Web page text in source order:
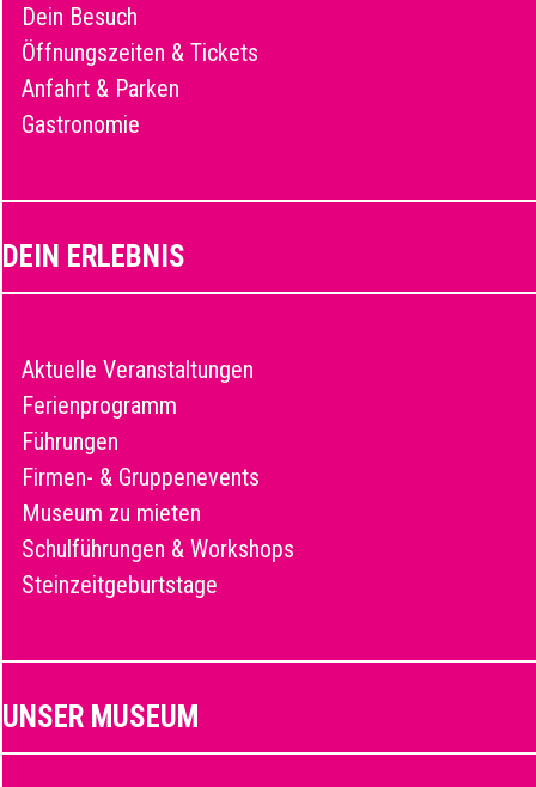
Dein Besuch
Öffnungszeiten & Tickets
Anfahrt & Parken
Gastronomie
DEIN ERLEBNIS
Aktuelle Veranstaltungen
Ferienprogramm
Führungen
Firmen- & Gruppenevents
Museum zu mieten
Schulführungen & Workshops
Steinzeitgeburtstage
UNSER MUSEUM